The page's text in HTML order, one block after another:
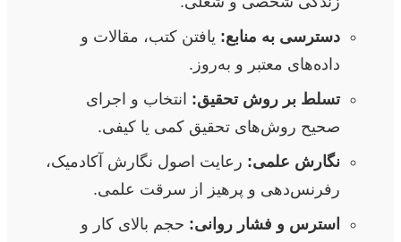
دسترسی به منابع: یافتن کتب، مقالات و
داده‌های معتبر و به‌روز.
تسلط بر روش تحقیق: انتخاب و اجرای
صحیح روش‌های تحقیق کمی یا کیفی.
نگارش علمی: رعایت اصول نگارش آکادمیک،
رفرنس‌دهی و پرهیز از سرقت علمی.
استرس و فشار روانی: حجم بالای کار و